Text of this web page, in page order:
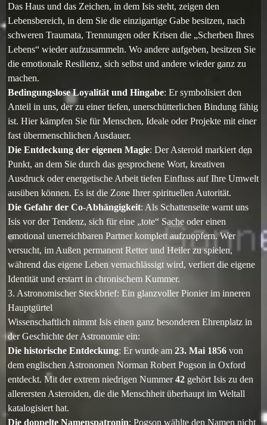
Das Haus und das Zeichen, in dem Isis steht, zeigen den
Lebensbereich, in dem Sie die einzigartige Gabe besitzen, nach
schweren Traumata, Trennungen oder Krisen die „Scherben Ihres
Lebens“ wieder aufzusammeln. Wo andere aufgeben, besitzen Sie
die emotionale Resilienz, sich selbst und andere wieder ganz zu
machen.
Bedingungslose Loyalität und Hingabe: Er symbolisiert den
Anteil in uns, der zu einer tiefen, unerschütterlichen Bindung fähig
ist. Hier kämpfen Sie für Menschen, Ideale oder Projekte mit einer
fast übermenschlichen Ausdauer.
Die Entdeckung der eigenen Magie: Der Asteroid markiert den
Punkt, an dem Sie durch das gesprochene Wort, kreativen
Ausdruck oder energetische Arbeit tiefen Einfluss auf Ihre Umwelt
ausüben können. Es ist die Zone Ihrer spirituellen Autorität.
Die Gefahr der Co-Abhängigkeit: Als Schattenseite warnt uns
Isis vor der Tendenz, sich für eine „tote“ Sache oder einen
emotional unerreichbaren Partner komplett aufzuopfern. Wer
versucht, im Außen permanent Retter und Heiler zu spielen,
während das eigene Leben vernachlässigt wird, verliert die eigene
Identität und erstarrt in chronischem Kummer.
3. Astronomischer Steckbrief: Ein glanzvoller Pionier im inneren
Hauptgürtel
Wissenschaftlich nimmt Isis einen ganz besonderen Ehrenplatz in
der Geschichte der Astronomie ein:
Die historische Entdeckung: Er wurde am 23. Mai 1856 von
dem englischen Astronomen Norman Robert Pogson in Oxford
entdeckt. Mit der extrem niedrigen Nummer42 gehört Isis zu den
allerersten Asteroiden, die die Menschheit überhaupt im Weltall
katalogisiert hat.
Die doppelte Namenspatronin: Pogson wählte den Namen nicht